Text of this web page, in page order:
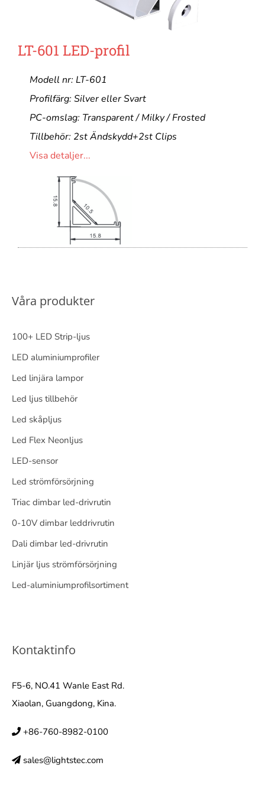
LT-601 LED-profil
Modell nr: LT-601
Profilfärg: Silver eller Svart
PC-omslag: Transparent / Milky / Frosted
Tillbehör: 2st Ändskydd+2st Clips
Visa detaljer...
Våra produkter
100+ LED Strip-ljus
LED aluminiumprofiler
Led linjära lampor
Led ljus tillbehör
Led skåpljus
Led Flex Neonljus
LED-sensor
Led strömförsörjning
Triac dimbar led-drivrutin
0-10V dimbar leddrivrutin
Dali dimbar led-drivrutin
Linjär ljus strömförsörjning
Led-aluminiumprofilsortiment
Kontaktinfo
F5-6, NO.41 Wanle East Rd.
Xiaolan, Guangdong, Kina.
+86-760-8982-0100
sales@lightstec.com